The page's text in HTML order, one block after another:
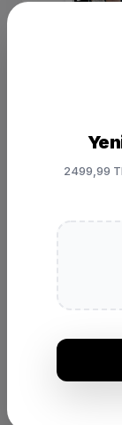
Bu ürünü satın
2499,99